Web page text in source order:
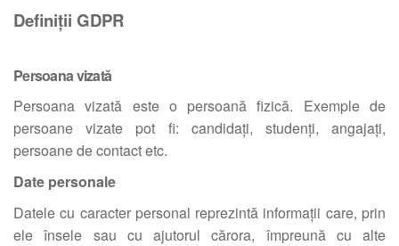
Definiții GDPR
Persoana vizată
Persoana vizată este o persoană fizică. Exemple de
persoane vizate pot fi: candidați, studenți, angajați,
persoane de contact etc.
Date personale
Datele cu caracter personal reprezintă informații care, prin
ele însele sau cu ajutorul cărora, împreună cu alte